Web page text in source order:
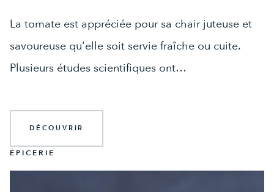
La tomate est appréciée pour sa chair juteuse et
savoureuse qu'elle soit servie fraîche ou cuite.
Plusieurs études scientifiques ont…
DÉCOUVRIR
ÉPICERIE